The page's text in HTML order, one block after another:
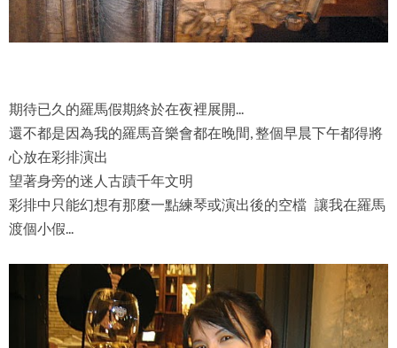
期待已久的羅馬假期終於在夜裡展開...
還不都是因為我的羅馬音樂會都在晚間, 整個早晨下午都得將
心放在彩排演出
望著身旁的迷人古蹟千年文明
彩排中只能幻想有那麼一點練琴或演出後的空檔 讓我在羅馬
渡個小假...